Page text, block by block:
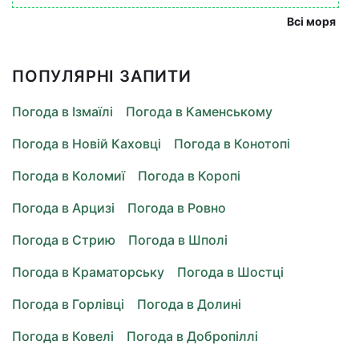
Всі моря
ПОПУЛЯРНІ ЗАПИТИ
Погода в Ізмаїлі
Погода в Каменському
Погода в Новій Каховці
Погода в Конотопі
Погода в Коломиї
Погода в Коропі
Погода в Арцизі
Погода в Ровно
Погода в Стрию
Погода в Шполі
Погода в Краматорську
Погода в Шостці
Погода в Горлівці
Погода в Долині
Погода в Ковелі
Погода в Добропіллі